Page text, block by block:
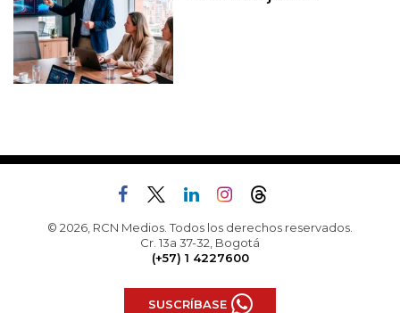
© 2026, RCN Medios. Todos los derechos reservados.
Cr. 13a 37-32, Bogotá
(+57) 1 4227600
SUSCRÍBASE